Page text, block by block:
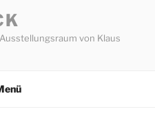
von Klaus